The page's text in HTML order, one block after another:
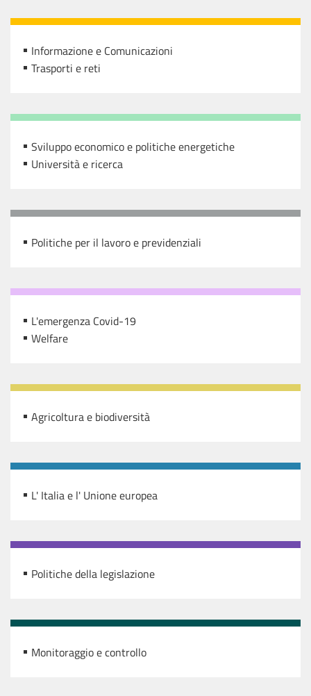
Informazione e Comunicazioni
Trasporti e reti
Sviluppo economico e politiche energetiche
Università e ricerca
Politiche per il lavoro e previdenziali
L'emergenza Covid-19
Welfare
Agricoltura e biodiversità
L' Italia e l' Unione europea
Politiche della legislazione
Monitoraggio e controllo